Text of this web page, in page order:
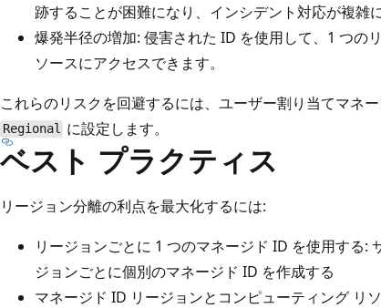
跡することが困難になり、インシデント対応が複雑
爆発半径の増加: 侵害された ID を使用して、1 つの
ソースにアクセスできます。
これらのリスクを回避するには、ユーザー割り当てマネ
Regional に設定します。
ベスト プラクティス
リージョン分離の利点を最大化するには:
リージョンごとに 1 つのマネージド ID を使用する:
ジョンごとに個別のマネージド ID を作成する
マネージド ID リージョンとコンピューティング リ